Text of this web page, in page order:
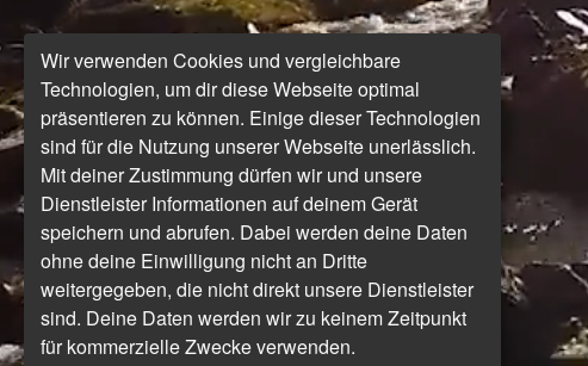
Wir verwenden Cookies und vergleichbare
Technologien, um dir diese Webseite optimal
präsentieren zu können. Einige dieser Technologien
sind für die Nutzung unserer Webseite unerlässlich.
Mit deiner Zustimmung dürfen wir und unsere
Dienstleister Informationen auf deinem Gerät
speichern und abrufen. Dabei werden deine Daten
ohne deine Einwilligung nicht an Dritte
weitergegeben, die nicht direkt unsere Dienstleister
sind. Deine Daten werden wir zu keinem Zeitpunkt
für kommerzielle Zwecke verwenden.